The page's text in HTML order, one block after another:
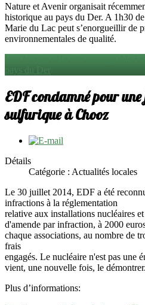
Nature et Avenir organisait
historique au pays du Der. A 1h30
Marie du Lac peut s’enorgueillir de
environnementales de qualité.
EDF condamné pour
sulfurique à Chooz
Détails
Catégorie : Actualités locales
Le 30 juillet 2014, EDF a été
infractions à la réglementation
relative aux installations nucléaires
d'amende par infraction, à 2000
chaque associations, au nombre de
frais
engagés. Le nucléaire n'est pas une
vient, une nouvelle fois, le démontrer.
Plus d’informations: